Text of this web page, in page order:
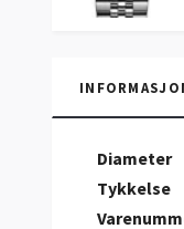
Diameter
Tykkelse